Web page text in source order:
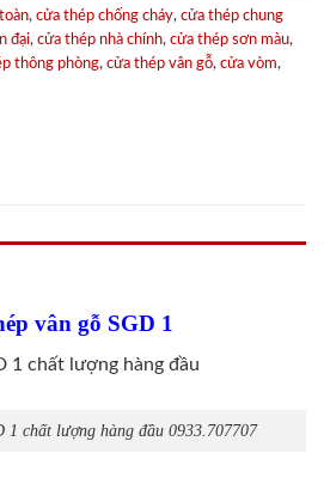
, cửa thép chống cháy, cửa thép chung
đại, cửa thép nhà chính, cửa thép sơn màu,
thông phòng, cửa thép vân gỗ, cửa vòm,
vân gỗ SGD 1
1 chất lượng hàng đầu 0933.707707